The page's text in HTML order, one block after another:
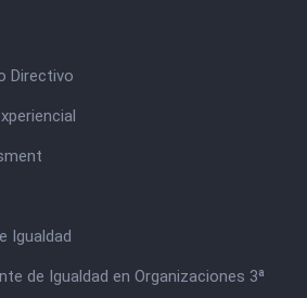
Directivo
Igualdad
de Igualdad en Organizaciones 3ª